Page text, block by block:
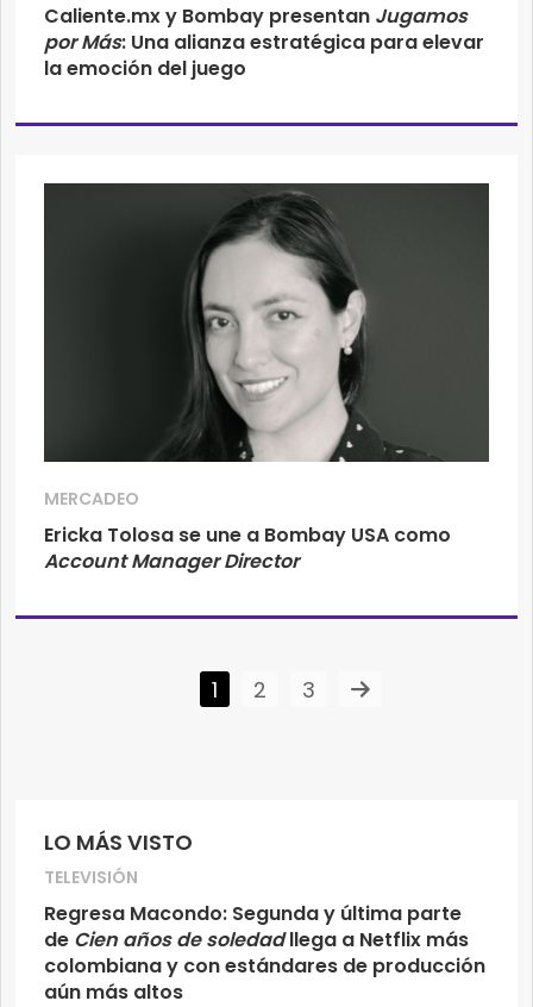
LO MÁS VISTO
TELEVISIÓN
Regresa Macondo: Segunda y última parte
de Cien años de soledadllega a Netflix más
colombiana y con estándares de producción
aún más altos
Caliente.mx y Bombay presentan Jugamos
por Más: Una alianza estratégica para elevar
la emoción del juego
MERCADEO
Ericka Tolosa se une a Bombay USA como
Account Manager Director
1 2 3